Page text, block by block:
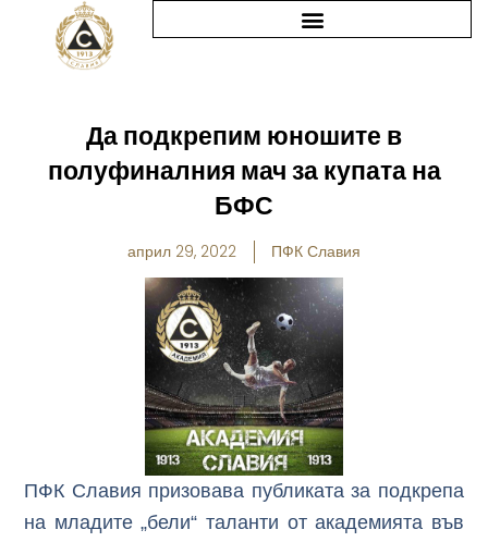
Да подкрепим юношите в
полуфиналния мач за купата на
БФС
април 29, 2022 ПФК Славия
ПФК Славия призовава публиката за подкрепа
на младите „бели“ таланти от академията във